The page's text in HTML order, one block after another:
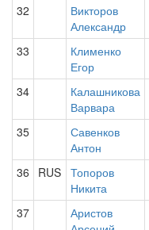
32
Викторов
Александр
33
Клименко
Егор
34
Калашникова
Варвара
35
Савенков
Антон
36 RUS Топоров
Никита
37
Аристов